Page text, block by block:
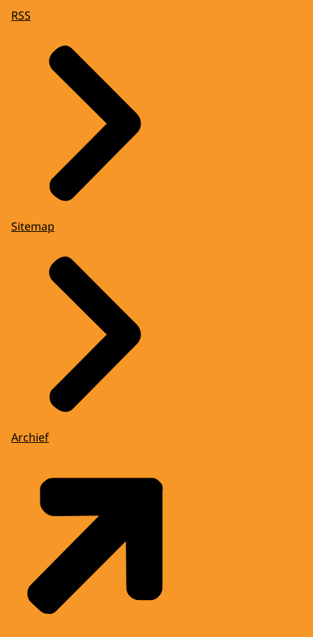
RSS
Sitemap
Archief